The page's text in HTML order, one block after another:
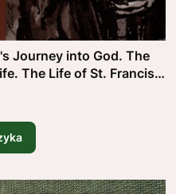
Journey into God. The
The Life of St. Francis.